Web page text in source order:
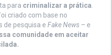
para criminalizar a prática
criado com base no
de pesquisa e Fake News – e
comunidade em aceitar